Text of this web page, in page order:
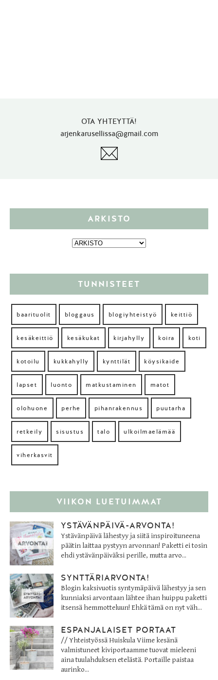
OTA YHTEYTTÄ!
arjenkarusellissa@gmail.com
ARKISTO
TUNNISTEET
baarituolit bloggaus blogiyhteistyö keittiö
kesäkeittiö kesäkukat kirjahylly koira koti
kotoilu kukkahylly kynttilät köysikaide
lapset luonto matkustaminen matot
olohuone perhe pihanrakennus puutarha
retkeily sisustus talo ulkoilmaelämää
viherkasvit
VIIKON LUETUIMMAT
YSTÄVÄNPÄIVÄ-ARVONTA!
Ystävänpäivä lähestyy ja siitä inspiroituneena
päätin laittaa pystyyn arvonnan! Paketti ei tosin
ehdi ystävänpäiväksi perille, mutta arvo...
SYNTTÄRIARVONTA!
Blogin kaksivuotis syntymäpäivä lähestyy ja sen
kunniaksi arvontaan lähtee ihan huippu paketti
itsensä hemmotteluun! Ehkä tämä on nyt väh...
ESPANJALAISET PORTAAT
// Yhteistyössä Huiskula Viime kesänä
valmistuneet kiviportaamme tuovat mieleeni
aina tuulahduksen etelästä. Portaille paistaa
aurinko...